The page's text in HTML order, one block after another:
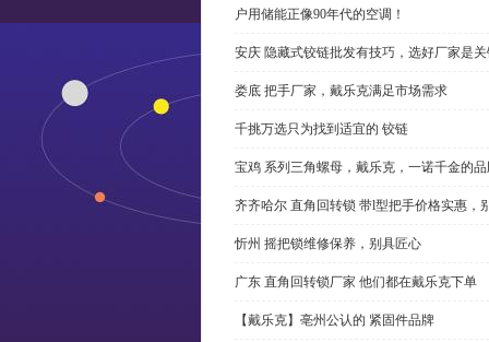
户用储能正像90年代的空调！
安庆 隐藏式铰链批发有技巧，选好厂家是
娄底 把手厂家，戴乐克满足市场需求
千挑万选只为找到适宜的 铰链
宝鸡 系列三角螺母，戴乐克，一诺千金的
齐齐哈尔 直角回转锁 带l型把手价格实惠，
忻州 摇把锁维修保养，别具匠心
广东 直角回转锁厂家 他们都在戴乐克下单
【戴乐克】亳州公认的 紧固件品牌